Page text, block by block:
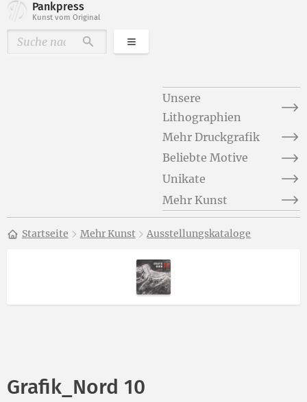
Pankpress
Kunst vom Original
DurchsuchenKategorien
Unsere
Lithographien
Mehr Druckgrafik
Beliebte Motive
Unikate
Mehr Kunst
Startseite Mehr Kunst Ausstellungskataloge
Grafik_Nord 10